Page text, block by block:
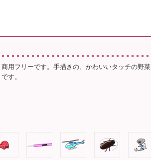
用フリーです。手描きの、かわいいタッチの野菜
す。